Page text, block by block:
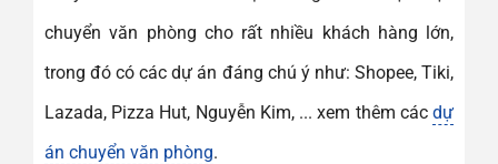
chuyển văn phòng cho rất nhiều khách hàng lớn,
trong đó có các dự án đáng chú ý như: Shopee, Tiki,
Lazada, Pizza Hut, Nguyễn Kim, ... xem thêm các dự
án chuyển văn phòng.